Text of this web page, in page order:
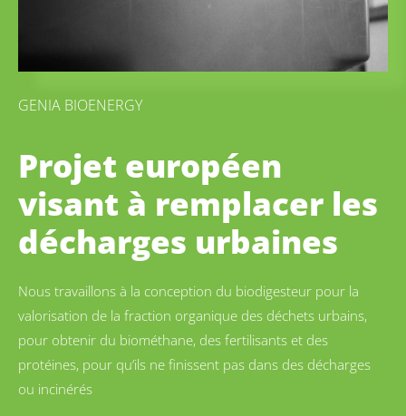
GENIA BIOENERGY
Projet européen
visant à remplacer les
décharges urbaines
Nous travaillons à la conception du biodigesteur pour la
valorisation de la fraction organique des déchets urbains,
pour obtenir du biométhane, des fertilisants et des
protéines, pour qu’ils ne finissent pas dans des décharges
ou incinérés